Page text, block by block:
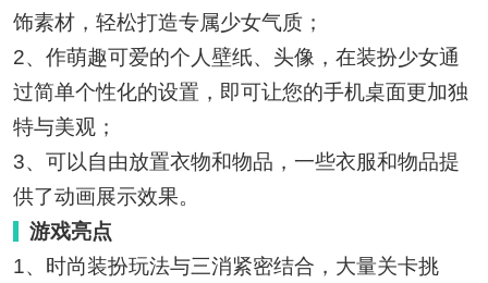
饰素材，轻松打造专属少女气质；
2、作萌趣可爱的个人壁纸、头像，在装扮少女通
过简单个性化的设置，即可让您的手机桌面更加独
特与美观；
3、可以自由放置衣物和物品，一些衣服和物品提
供了动画展示效果。
游戏亮点
1、时尚装扮玩法与三消紧密结合，大量关卡挑